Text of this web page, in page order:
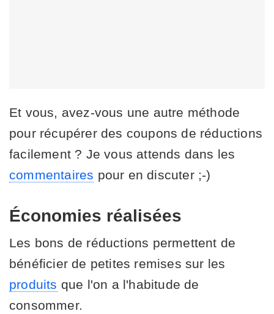
Et vous, avez-vous une autre méthode
pour récupérer des coupons de réductions
facilement ? Je vous attends dans les
commentaires pour en discuter ;-)
Économies réalisées
Les bons de réductions permettent de
bénéficier de petites remises sur les
produits que l'on a l'habitude de
consommer.